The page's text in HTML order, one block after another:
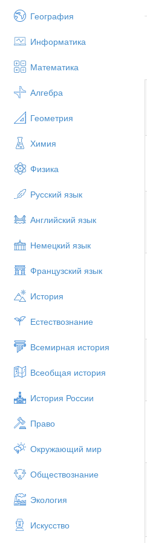
География
Информатика
Математика
Алгебра
Геометрия
Химия
Физика
Русский язык
Английский язык
Немецкий язык
Французский язык
История
Естествознание
Всемирная история
Всеобщая история
История России
Право
Окружающий мир
Обществознание
Экология
Искусство